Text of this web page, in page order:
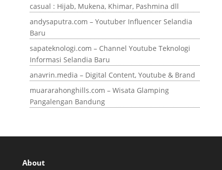
casual : Hijab, Mukena, Khimar, Pashmina dll
andysaputra.com – Youtuber Influencer Selandia
Baru
sapateknologi.com – Channel Youtube Teknologi
Informasi Selandia Baru
anavrin.media – Digital Content, Youtube & Brand
muararahonghills.com – Wisata Glamping
Pangalengan Bandung
About